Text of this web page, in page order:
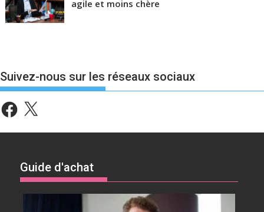
agile et moins chère
Suivez-nous sur les réseaux sociaux
Facebook
X
Guide d'achat